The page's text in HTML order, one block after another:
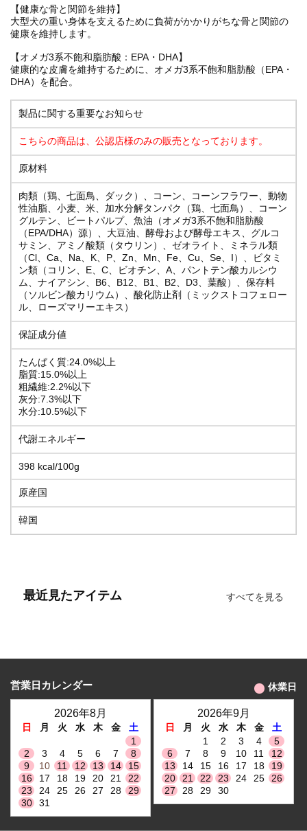
【健康な骨と関節を維持】
大型犬の重い身体を支えるために負荷がかかりがちな骨と関節の
健康を維持します。
【オメガ3系不飽和脂肪酸：EPA・DHA】
健康的な皮膚を維持するために、オメガ3系不飽和脂肪酸（EPA・
DHA）を配合。
製品に関する重要なお知らせ
こちらの商品は、公認店様のみの販売となっております。
原材料
肉類（鶏、七面鳥、ダック）、コーン、コーンフラワー、動物
性油脂、小麦、米、加水分解タンパク（鶏、七面鳥）、コーン
グルテン、ビートパルプ、魚油（オメガ3系不飽和脂肪酸
（EPA/DHA）源）、大豆油、酵母および酵母エキス、グルコ
サミン、アミノ酸類（タウリン）、ゼオライト、ミネラル類
（Cl、Ca、Na、K、P、Zn、Mn、Fe、Cu、Se、I）、ビタミ
ン類（コリン、E、C、ビオチン、A、パントテン酸カルシウ
ム、ナイアシン、B6、B12、B1、B2、D3、葉酸）、保存料
（ソルビン酸カリウム）、酸化防止剤（ミックストコフェロー
ル、ローズマリーエキス）
保証成分値
たんぱく質:24.0%以上
脂質:15.0%以上
粗繊維:2.2%以下
灰分:7.3%以下
水分:10.5%以下
代謝エネルギー
398 kcal/100g
原産国
韓国
最近見たアイテム すべてを見る
営業日カレンダー 休業日
2026年8月
日 月 火 水 木 金
土
1
2
3 4 5 6 7
8
9
10 11 12 13 14
15
16
17 18 19 20 21
22
23
24 25 26 27 28
29
30
31
2026年9月
日 月 火 水 木 金
土
1
2 3 4
5
6
7 8 9 10 11
12
13
14 15 16 17 18
19
20
21 22 23 24 25
26
27
28 29 30